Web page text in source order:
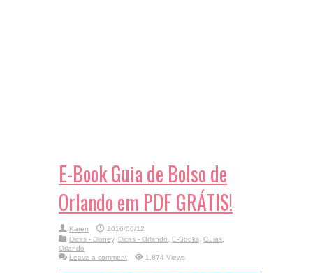
E-Book Guia de Bolso de
Orlando em PDF GRÁTIS!
Karen
2016/06/12
Dicas - Disney, Dicas - Orlando, E-Books, Guias,
Orlando
Leave a comment
1,874 Views